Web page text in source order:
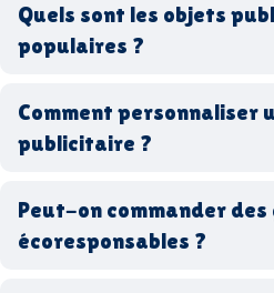
Quels sont les objets
populaires ?
stylos personnalisés
gourdes réutilisables
France Made in Europe
Comment personnaliser
publicitaire ?
Peut-on commander des
écoresponsables ?